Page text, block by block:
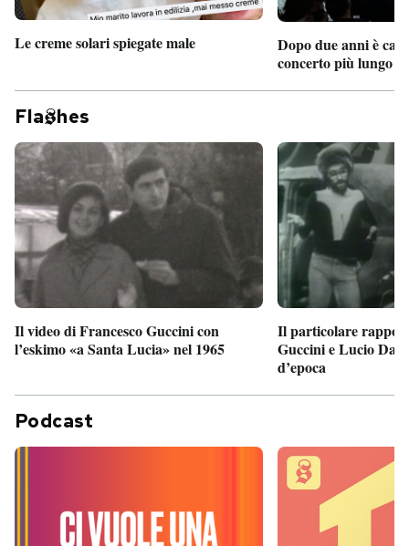
Le creme solari spiegate male
Dopo due anni è
concerto più lungo
Fla hes
Il video di Francesco Guccini con
l’eskimo «a Santa Lucia» nel 1965
Il particolare
Guccini e Lucio
d’epoca
Podcast